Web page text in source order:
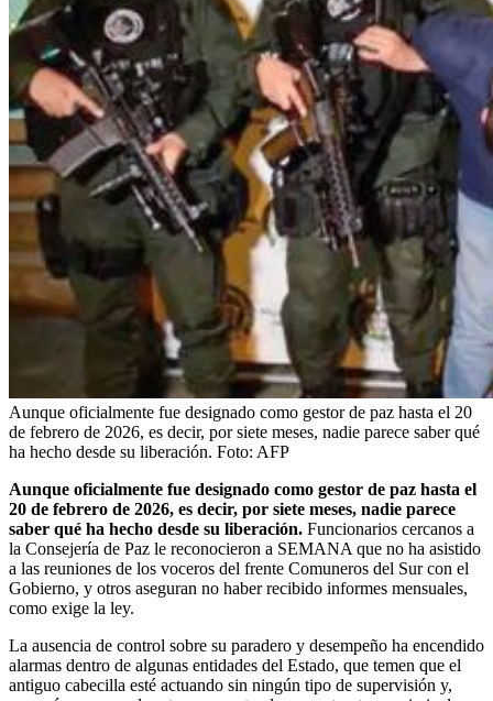
Aunque oficialmente fue designado como gestor de paz hasta el 20
de febrero de 2026, es decir, por siete meses, nadie parece saber qué
ha hecho desde su liberación. Foto: AFP
Aunque oficialmente fue designado como gestor de paz hasta el
20 de febrero de 2026, es decir, por siete meses, nadie parece
saber qué ha hecho desde su liberación. Funcionarios cercanos a
la Consejería de Paz le reconocieron a SEMANA que no ha asistido
a las reuniones de los voceros del frente Comuneros del Sur con el
Gobierno, y otros aseguran no haber recibido informes mensuales,
como exige la ley.
La ausencia de control sobre su paradero y desempeño ha encendido
alarmas dentro de algunas entidades del Estado, que temen que el
antiguo cabecilla esté actuando sin ningún tipo de supervisión y,